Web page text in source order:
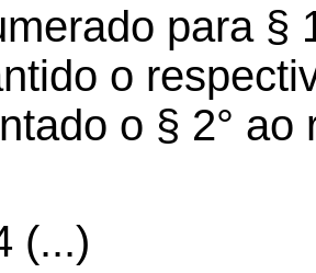
para §
o
o § 2°
(...)